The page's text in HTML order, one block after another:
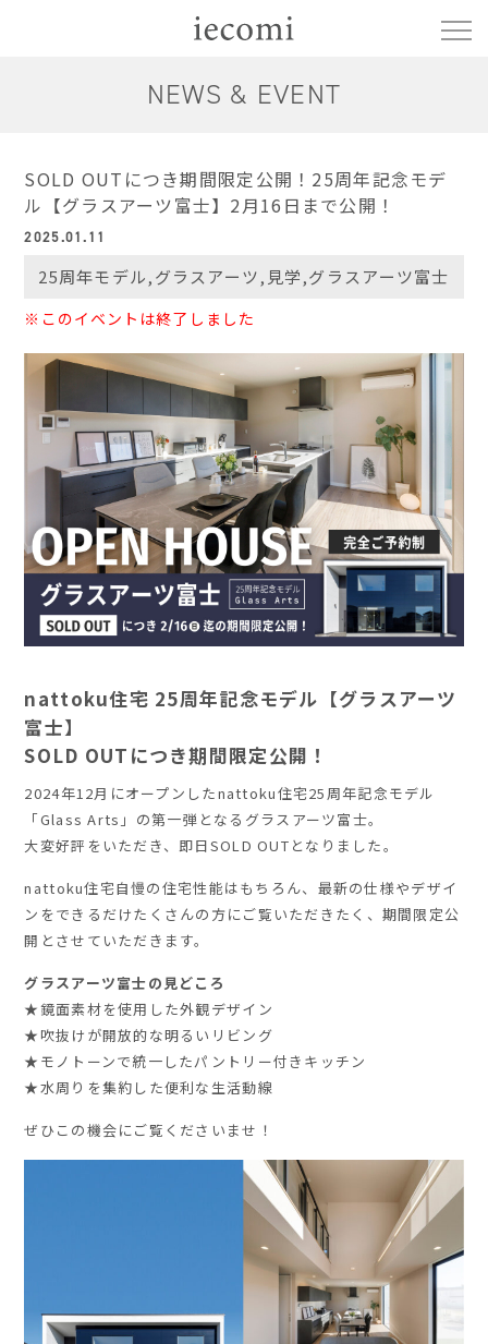
NEWS & EVENT
SOLD OUTにつき期間限定公開！25周年記念モデ
ル【グラスアーツ富士】2月16日まで公開！
2025.01.11
25周年モデル,グラスアーツ,見学,グラスアーツ富士
※このイベントは終了しました
nattoku住宅 25周年記念モデル【グラスアーツ
富士】
SOLD OUTにつき期間限定公開！
2024年12月にオープンしたnattoku住宅25周年記念モデル
「Glass Arts」の第一弾となるグラスアーツ富士。
大変好評をいただき、即日SOLD OUTとなりました。
nattoku住宅自慢の住宅性能はもちろん、最新の仕様やデザイ
ンをできるだけたくさんの方にご覧いただきたく、期間限定公
開とさせていただきます。
グラスアーツ富士の見どころ
★鏡面素材を使用した外観デザイン
★吹抜けが開放的な明るいリビング
★モノトーンで統一したパントリー付きキッチン
★水周りを集約した便利な生活動線
ぜひこの機会にご覧くださいませ！